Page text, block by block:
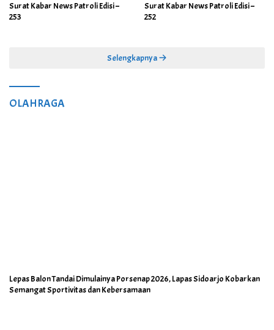
Surat Kabar News Patroli Edisi –
253
Surat Kabar News Patroli Edisi –
252
Selengkapnya
OLAHRAGA
Lepas Balon Tandai Dimulainya Porsenap 2026, Lapas Sidoarjo Kobarkan
Semangat Sportivitas dan Kebersamaan